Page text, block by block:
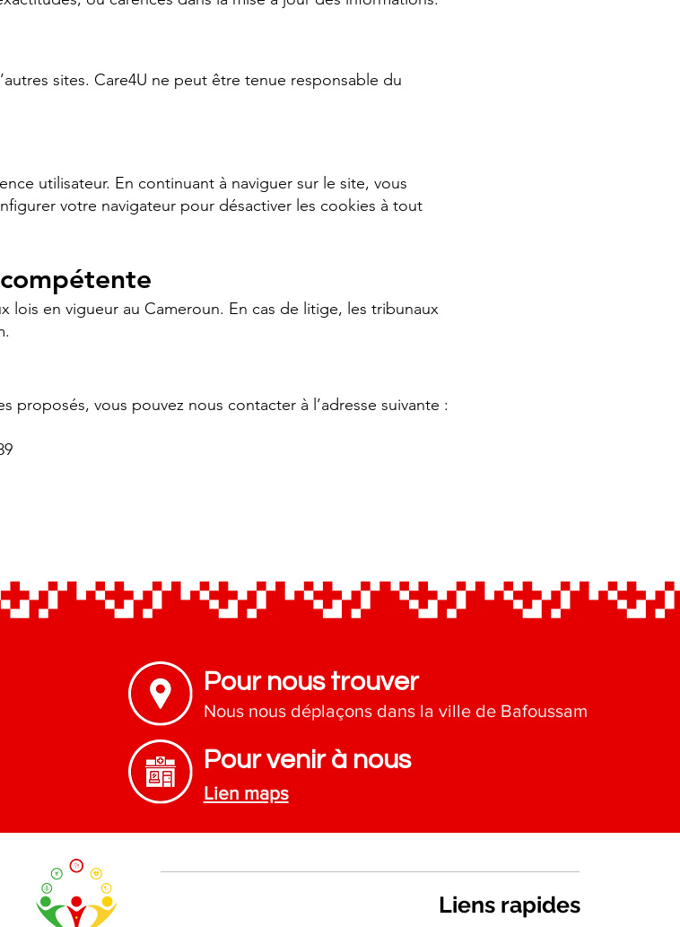
sites. Care4U ne peut être tenue responsable du
utilisateur. En continuant à naviguer sur le site, vous
votre navigateur pour désactiver les cookies à tout
lois en vigueur au Cameroun. En cas de litige, les tribunaux
proposés, vous pouvez nous contacter à l’adresse suivante :
Pour nous trouver
Nous nous déplaçons dans la ville de Bafoussam
Pour venir à nous
Lien maps
Liens rapides